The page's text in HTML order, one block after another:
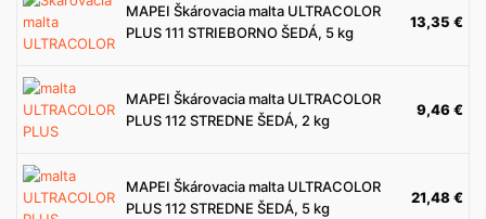
MAPEI Škárovacia malta ULTRACOLOR
PLUS 111 STRIEBORNO ŠEDÁ, 5 kg
13,35 €
MAPEI Škárovacia malta ULTRACOLOR
PLUS 112 STREDNE ŠEDÁ, 2 kg
9,46€
MAPEI Škárovacia malta ULTRACOLOR
PLUS 112 STREDNE ŠEDÁ, 5 kg
21,48€